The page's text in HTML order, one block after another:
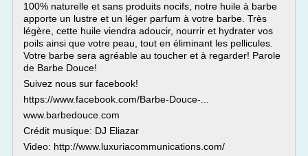
100% naturelle et sans produits nocifs, notre huile à barbe
apporte un lustre et un léger parfum à votre barbe. Très
légère, cette huile viendra adoucir, nourrir et hydrater vos
poils ainsi que votre peau, tout en éliminant les pellicules.
Votre barbe sera agréable au toucher et à regarder! Parole
de Barbe Douce!
Suivez nous sur facebook!
https://www.facebook.com/Barbe-Douce-...
www.barbedouce.com
Crédit musique: DJ Eliazar
Video: http://www.luxuriacommunications.com/